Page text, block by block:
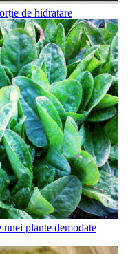
de hidratare
plante demodate